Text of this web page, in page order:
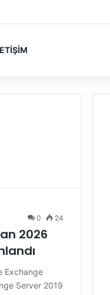
0 24
2026
Exchange
Server 2019